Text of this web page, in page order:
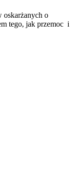
oskarżanych o
tego, jak przemoc i